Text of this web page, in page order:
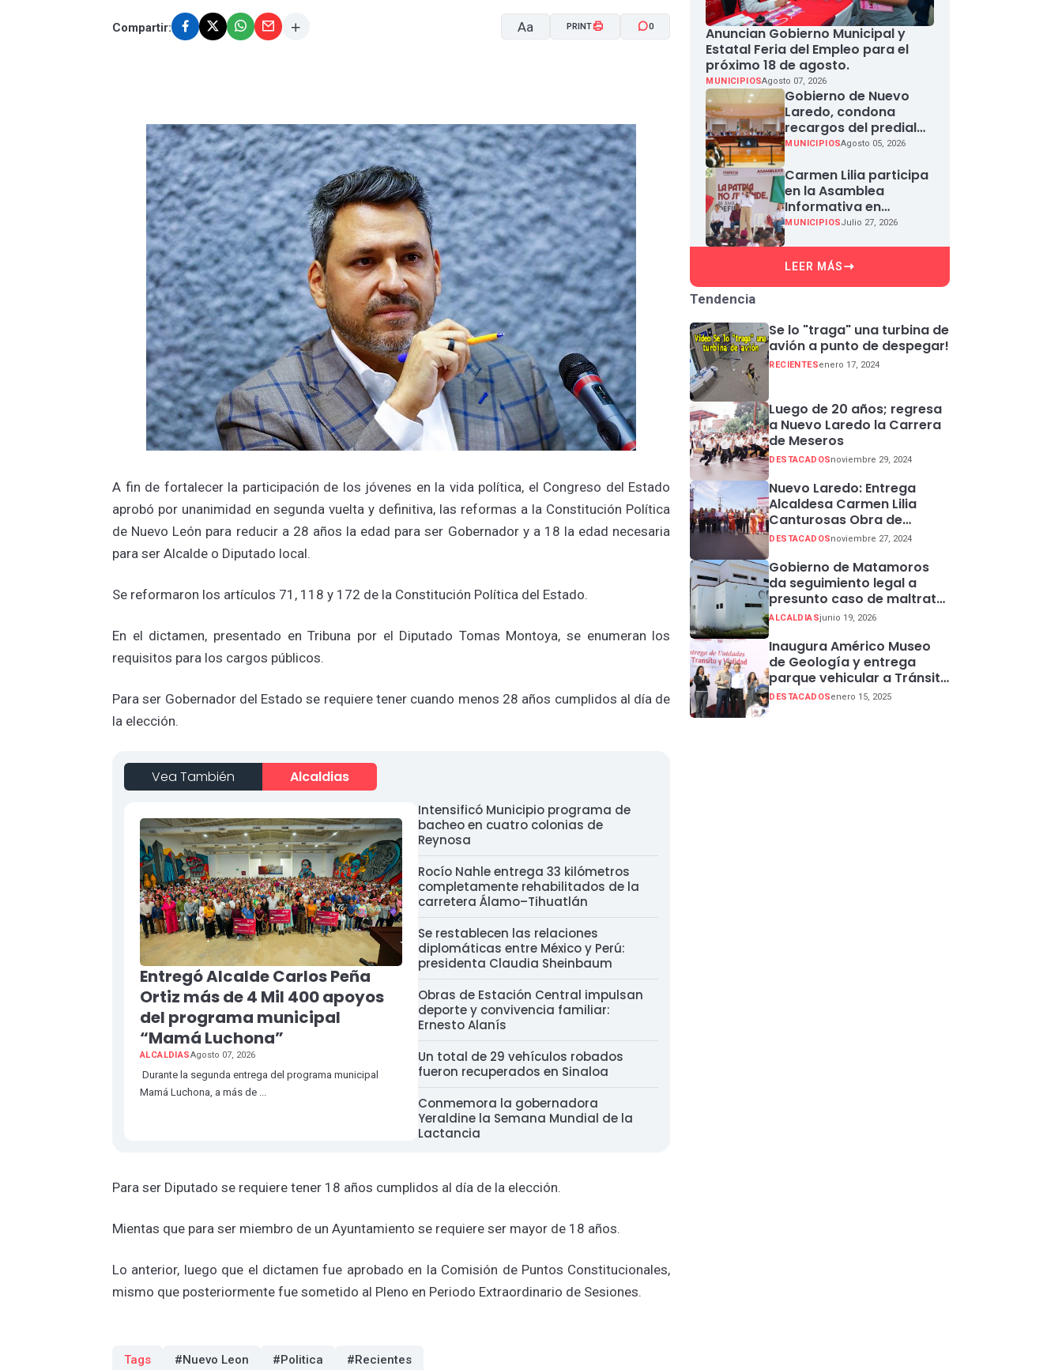
Compartir: Aa PRINT 0
A fin de fortalecer la participación de los jóvenes en la vida política, el Congreso del Estado
aprobó por unanimidad en segunda vuelta y definitiva, las reformas a la Constitución Política
de Nuevo León para reducir a 28 años la edad para ser Gobernador y a 18 la edad necesaria
para ser Alcalde o Diputado local.
Se reformaron los artículos 71, 118 y 172 de la Constitución Política del Estado.
En el dictamen, presentado en Tribuna por el Diputado Tomas Montoya, se enumeran los
requisitos para los cargos públicos.
Para ser Gobernador del Estado se requiere tener cuando menos 28 años cumplidos al día de
la elección.
Vea También Alcaldias
Entregó Alcalde Carlos Peña
Ortiz más de 4 Mil 400 apoyos
del programa municipal
“Mamá Luchona”
ALCALDIASAgosto 07, 2026
Durante la segunda entrega del programa municipal
Mamá Luchona, a más de ...
Intensificó Municipio programa de
bacheo en cuatro colonias de
Reynosa
Rocío Nahle entrega 33 kilómetros
completamente rehabilitados de la
carretera Álamo–Tihuatlán
Se restablecen las relaciones
diplomáticas entre México y Perú:
presidenta Claudia Sheinbaum
Obras de Estación Central impulsan
deporte y convivencia familiar:
Ernesto Alanís
Un total de 29 vehículos robados
fueron recuperados en Sinaloa
Conmemora la gobernadora
Yeraldine la Semana Mundial de la
Lactancia
Para ser Diputado se requiere tener 18 años cumplidos al día de la elección.
Mientas que para ser miembro de un Ayuntamiento se requiere ser mayor de 18 años.
Lo anterior, luego que el dictamen fue aprobado en la Comisión de Puntos Constitucionales,
mismo que posteriormente fue sometido al Pleno en Periodo Extraordinario de Sesiones.
Tags #Nuevo Leon #Politica #Recientes
Anuncian Gobierno Municipal y
Estatal Feria del Empleo para el
próximo 18 de agosto.
MUNICIPIOSAgosto 07, 2026
Gobierno de Nuevo
Laredo, condona
recargos del predial
en agosto
MUNICIPIOSAgosto 05, 2026
Carmen Lilia participa
en la Asamblea
Informativa en
Defensa de la
MUNICIPIOSJulio 27, 2026
LEER MÁS
Tendencia
Se lo "traga" una turbina de
avión a punto de despegar!
RECIENTESenero 17, 2024
Luego de 20 años; regresa
a Nuevo Laredo la Carrera
de Meseros
DESTACADOSnoviembre 29, 2024
Nuevo Laredo: Entrega
Alcaldesa Carmen Lilia
Canturosas Obra de
Rehabilitación de Colector
DESTACADOSnoviembre 27, 2024
Gobierno de Matamoros
da seguimiento legal a
presunto caso de maltrato
animal
ALCALDIASjunio 19, 2026
Inaugura Américo Museo
de Geología y entrega
parque vehicular a Tránsito
en Ciudad Madero
DESTACADOSenero 15, 2025